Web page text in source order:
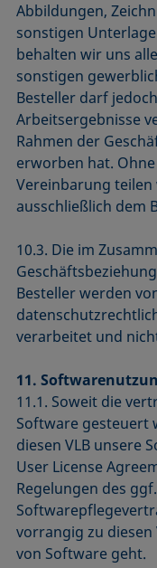
Abbildungen,
sonstigen
behalten wir uns
sonstigen
Besteller darf
Arbeitsergebnisse
Rahmen der
erworben hat.
Vereinbarung
ausschließlich dem
10.3. Die im
Besteller werden
verarbeitet und
11.
11.1. Soweit die
Software gesteuert
diesen VLB unsere
User License
Regelungen des
vorrangig zu diesen
von Software geht.